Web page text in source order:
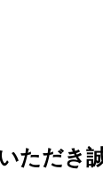
ただき